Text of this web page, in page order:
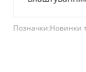
Позначки:Новинки